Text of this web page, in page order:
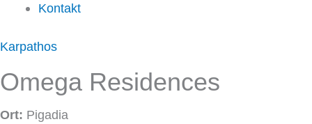
Kontakt
Karpathos
Omega Residences
Ort: Pigadia